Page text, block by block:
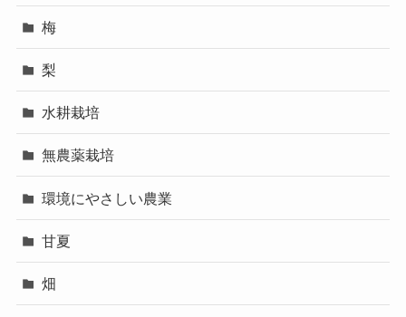
梅
梨
水耕栽培
無農薬栽培
環境にやさしい農業
甘夏
畑